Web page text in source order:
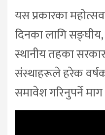
यस प्रकारका
दिनका लागि सङ्घीय,
स्थानीय तहका सरकार
संस्थाहरूले हरेक
समावेश गरिनुपर्ने